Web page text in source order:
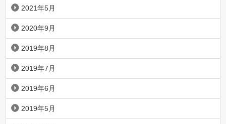
2021年5月
2020年9月
2019年8月
2019年7月
2019年6月
2019年5月